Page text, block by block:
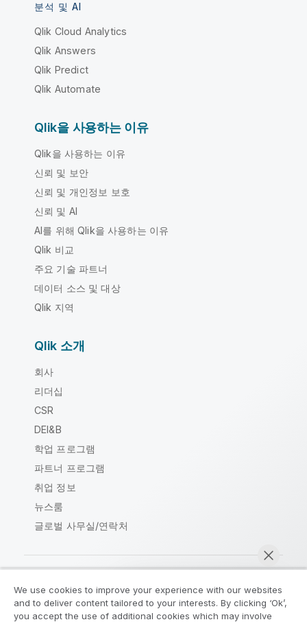
분석 및 AI
Qlik Cloud Analytics
Qlik Answers
Qlik Predict
Qlik Automate
Qlik을 사용하는 이유
Qlik을 사용하는 이유
신뢰 및 보안
신뢰 및 개인정보 보호
신뢰 및 AI
AI를 위해 Qlik을 사용하는 이유
Qlik 비교
주요 기술 파트너
데이터 소스 및 대상
Qlik 지역
Qlik 소개
회사
리더십
CSR
DEI&B
학업 프로그램
파트너 프로그램
취업 정보
뉴스룸
글로벌 사무실/연락처
Qlik Community
We use cookies to improve your experience with our websites
and to deliver content tailored to your interests. By clicking ‘Ok’,
you accept the use of additional cookies which may involve